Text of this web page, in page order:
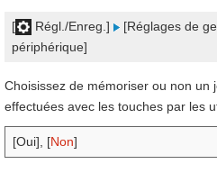
[ Régl./Enreg.] [Réglages de
périphérique]
Choisissez de mémoriser ou non un
effectuées avec les touches par les
[Oui], [Non]